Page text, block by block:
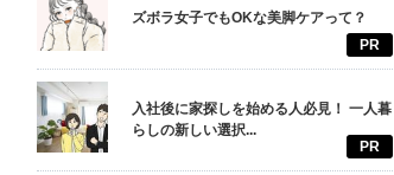
ズボラ女子でもOKな美脚ケアって？
PR
入社後に家探しを始める人必見！ 一人暮
らしの新しい選択...
PR